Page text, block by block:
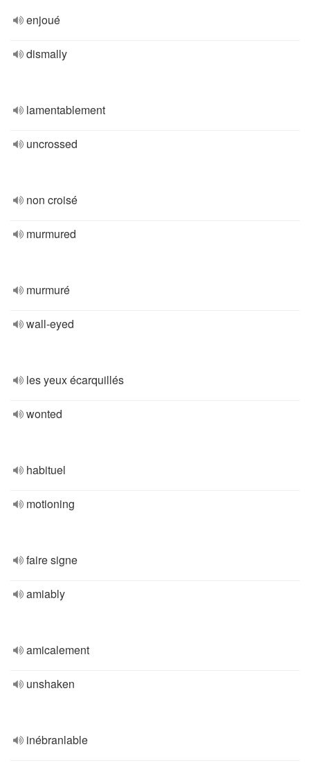
enjoué
dismally
lamentablement
uncrossed
non croisé
murmured
murmuré
wall-eyed
les yeux écarquillés
wonted
habituel
motioning
faire signe
amiably
amicalement
unshaken
inébranlable